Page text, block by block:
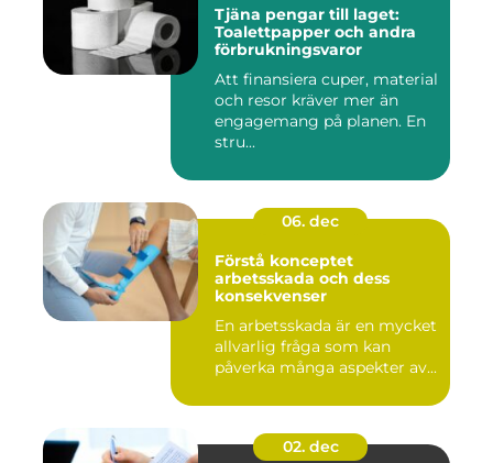
Tjäna pengar till laget:
Toalettpapper och andra
förbrukningsvaror
Att finansiera cuper, material
och resor kräver mer än
engagemang på planen. En
stru...
06. dec
Förstå konceptet
arbetsskada och dess
konsekvenser
En arbetsskada är en mycket
allvarlig fråga som kan
påverka många aspekter av...
02. dec